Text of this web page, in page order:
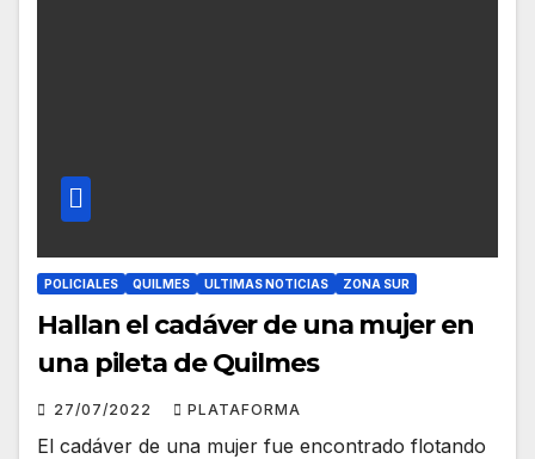
POLICIALES QUILMES ULTIMAS NOTICIAS ZONA SUR
Hallan el cadáver de una mujer en
una pileta de Quilmes
27/07/2022 PLATAFORMA
El cadáver de una mujer fue encontrado flotando